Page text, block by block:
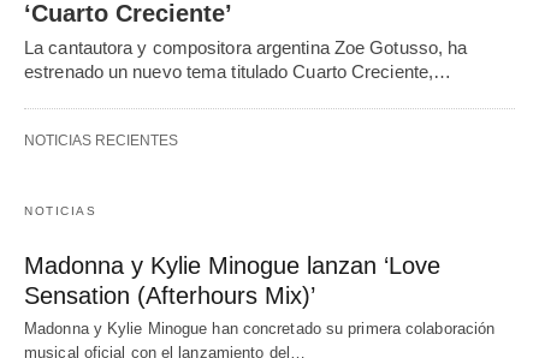
‘Cuarto Creciente’
La cantautora y compositora argentina Zoe Gotusso, ha
estrenado un nuevo tema titulado Cuarto Creciente,…
NOTICIAS RECIENTES
NOTICIAS
Madonna y Kylie Minogue lanzan ‘Love
Sensation (Afterhours Mix)’
Madonna y Kylie Minogue han concretado su primera colaboración
musical oficial con el lanzamiento del…